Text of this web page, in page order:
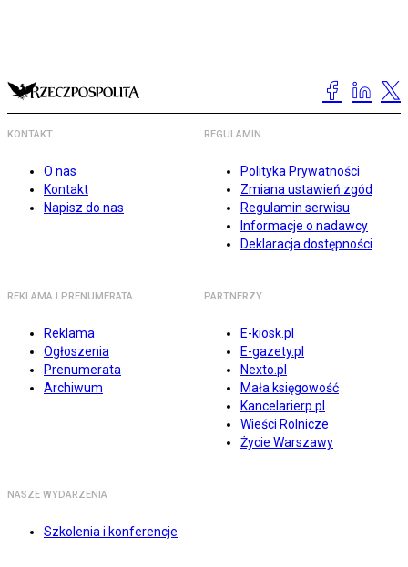
KONTAKT
O nas
Kontakt
Napisz do nas
REGULAMIN
Polityka Prywatności
Zmiana ustawień zgód
Regulamin serwisu
Informacje o nadawcy
Deklaracja dostępności
REKLAMA I PRENUMERATA
Reklama
Ogłoszenia
Prenumerata
Archiwum
PARTNERZY
E-kiosk.pl
E-gazety.pl
Nexto.pl
Mała księgowość
Kancelarierp.pl
Wieści Rolnicze
Życie Warszawy
NASZE WYDARZENIA
Szkolenia i konferencje